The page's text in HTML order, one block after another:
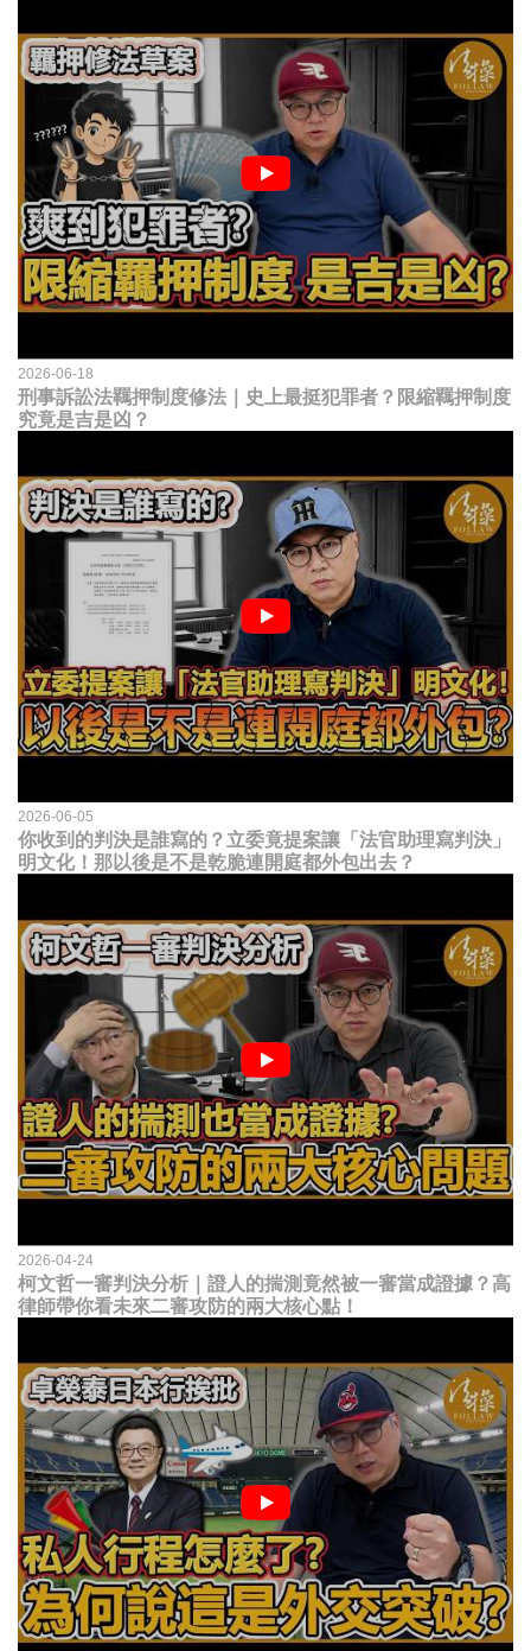
2026-06-18
刑事訴訟法羈押制度修法｜史上最挺犯罪者？限縮羈押制度
究竟是吉是凶？
2026-06-05
你收到的判決是誰寫的？立委竟提案讓「法官助理寫判決」
明文化！那以後是不是乾脆連開庭都外包出去？
2026-04-24
柯文哲一審判決分析｜證人的揣測竟然被一審當成證據？高
律師帶你看未來二審攻防的兩大核心點！